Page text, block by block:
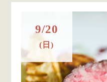
9/20
(日)